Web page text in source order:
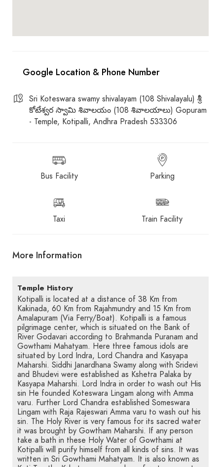
Sri Koteswara swamy shivalayam (108 Shivalayalu) శ్రీ
కోటేశ్వర స్వామి శివాలయం (108 శివాలయాలు) Gopuram
- Temple, Kotipalli, Andhra Pradesh 533306
Bus Facility Parking
Taxi Train Facility
More Information
Temple History
Kotipalli is located at a distance of 38 Km from
Kakinada, 60 Km from Rajahmundry and 15 Km from
Amalapuram (Via Ferry/Boat). Kotipalli is a famous
pilgrimage center, which is situated on the Bank of
River Godavari according to Brahmanda Puranam and
Gowthami Mahatyam. Here three famous idols are
situated by Lord Indra, Lord Chandra and Kasyapa
Maharshi. Siddhi Janardhana Swamy along with Sridevi
and Bhudevi were established as Kshetra Palaka by
Kasyapa Maharshi. Lord Indra in order to wash out His
sin He founded Koteswara Lingam along with Amma
varu. Further Lord Chandra established Someswara
Lingam with Raja Rajeswari Amma varu to wash out his
sin. The Holy River is very famous for its sacred water
it was brought by Gowtham Maharshi. If any person
take a bath in these Holy Water of Gowthami at
Kotipalli will purify himself from all kinds of sins. It was
written in Sri Gowthami Mahatyam. It is also known as